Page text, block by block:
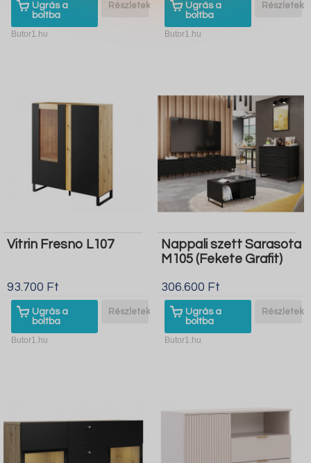
Ugrás a
boltba
Részletek
Butor1.hu
Ugrás a
boltba
Részletek
Butor1.hu
Vitrin Fresno L107
93.700 Ft
Ugrás a
boltba
Részletek
Butor1.hu
Nappali szett Sarasota
M105 (Fekete Grafit)
306.600 Ft
Ugrás a
boltba
Részletek
Butor1.hu